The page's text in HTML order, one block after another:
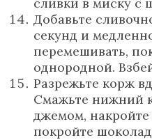
Добавьте
секунд и
перемешивать,
однородной.
Разрежьте корж
Смажьте нижний
джемом,
покройте